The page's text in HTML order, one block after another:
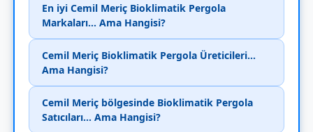
En iyi Cemil Meriç Bioklimatik Pergola
Markaları... Ama Hangisi?
Cemil Meriç Bioklimatik Pergola Üreticileri...
Ama Hangisi?
Cemil Meriç bölgesinde Bioklimatik Pergola
Satıcıları... Ama Hangisi?